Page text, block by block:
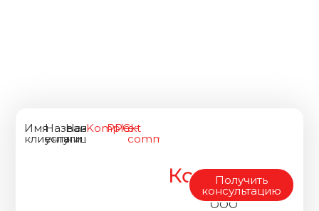
Имя
клиента
Название
услуги
Название
ниши
Komplekt
PPCe-
commerce
Комплект
«Комплект
Форвард»
ООО
Получить
консультацию